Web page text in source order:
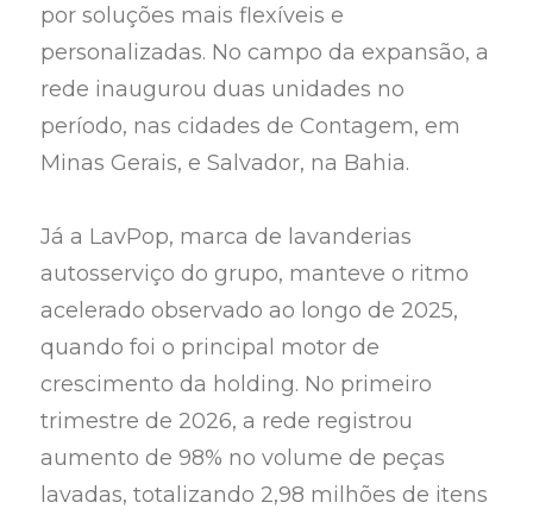
por soluções mais flexíveis e
personalizadas. No campo da expansão, a
rede inaugurou duas unidades no
período, nas cidades de Contagem, em
Minas Gerais, e Salvador, na Bahia.
Já a LavPop, marca de lavanderias
autosserviço do grupo, manteve o ritmo
acelerado observado ao longo de 2025,
quando foi o principal motor de
crescimento da holding. No primeiro
trimestre de 2026, a rede registrou
aumento de 98% no volume de peças
lavadas, totalizando 2,98 milhões de itens